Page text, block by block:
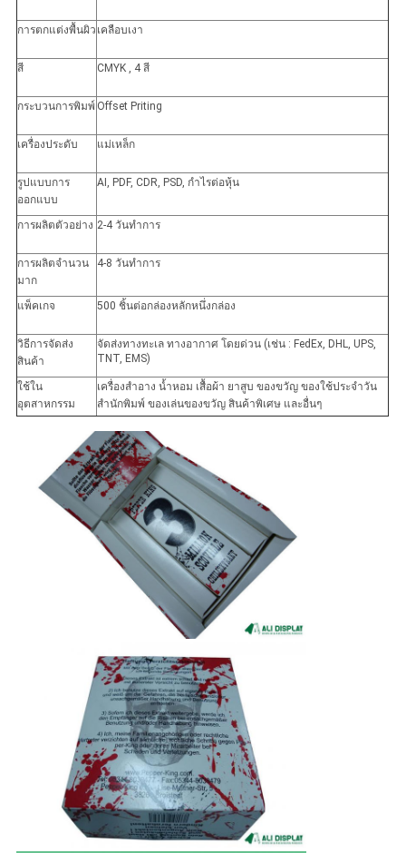
การตกแต่งพื้นผิว เคลือบเงา
สี CMYK , 4 สี
กระบวนการพิมพ์ Offset Priting
เครื่องประดับ แม่เหล็ก
รูปแบบการ
ออกแบบ
AI, PDF, CDR, PSD, กำไรต่อหุ้น
การผลิตตัวอย่าง 2-4 วันทำการ
การผลิตจำนวน
มาก
4-8 วันทำการ
แพ็คเกจ 500 ชิ้นต่อกล่องหลักหนึ่งกล่อง
วิธีการจัดส่ง
สินค้า
จัดส่งทางทะเล ทางอากาศ โดยด่วน (เช่น : FedEx, DHL, UPS,
TNT, EMS)
ใช้ใน
อุตสาหกรรม
เครื่องสำอาง น้ำหอม เสื้อผ้า ยาสูบ ของขวัญ ของใช้ประจำวัน
สำนักพิมพ์ ของเล่นของขวัญ สินค้าพิเศษ และอื่นๆ